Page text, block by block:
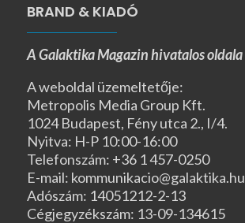
BRAND & KIADÓ
A Galaktika Magazin hivatalos oldala
A weboldal üzemeltetője:
Metropolis Media Group Kft.
1024 Budapest, Fény utca 2., I/4.
Nyitva: H-P 10:00-16:00
Telefonszám: +36 1 457-0250
E-mail: kommunikacio@galaktika.hu
Adószám: 14051212-2-13
Cégjegyzékszám: 13-09-134615